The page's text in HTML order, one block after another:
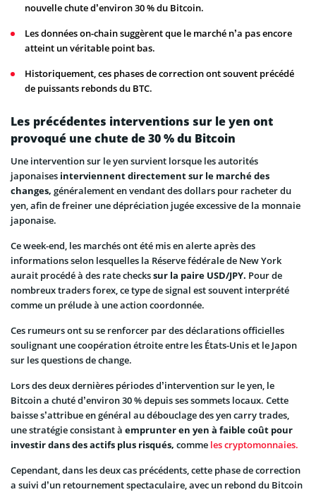
nouvelle chute d’environ 30 % du Bitcoin.
Les données on-chain suggèrent que le marché n’a pas encore
atteint un véritable point bas.
Historiquement, ces phases de correction ont souvent précédé
de puissants rebonds du BTC.
Les précédentes interventions sur le yen ont
provoqué une chute de 30 % du Bitcoin
Une intervention sur le yen survient lorsque les autorités
japonaises interviennent directement sur le marché des
changes, généralement en vendant des dollars pour racheter du
yen, afin de freiner une dépréciation jugée excessive de la monnaie
japonaise.
Ce week-end, les marchés ont été mis en alerte après des
informations selon lesquelles la Réserve fédérale de New York
aurait procédé à des rate checkssur la paire USD/JPY. Pour de
nombreux traders forex, ce type de signal est souvent interprété
comme un prélude à une action coordonnée.
Ces rumeurs ont su se renforcer par des déclarations officielles
soulignant une coopération étroite entre les États-Unis et le Japon
sur les questions de change.
Lors des deux dernières périodes d’intervention sur le yen, le
Bitcoin a chuté d’environ 30 % depuis ses sommets locaux. Cette
baisse s’attribue en général au débouclage des yen carry trades,
une stratégie consistant à emprunter en yen à faible coût pour
investir dans des actifs plus risqués, comme les cryptomonnaies.
Cependant, dans les deux cas précédents, cette phase de correction
a suivi d’un retournement spectaculaire, avec un rebond du Bitcoin